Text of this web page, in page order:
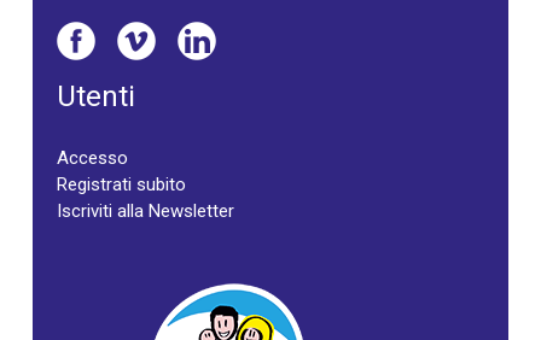
Utenti
Accesso
Registrati subito
Iscriviti alla Newsletter